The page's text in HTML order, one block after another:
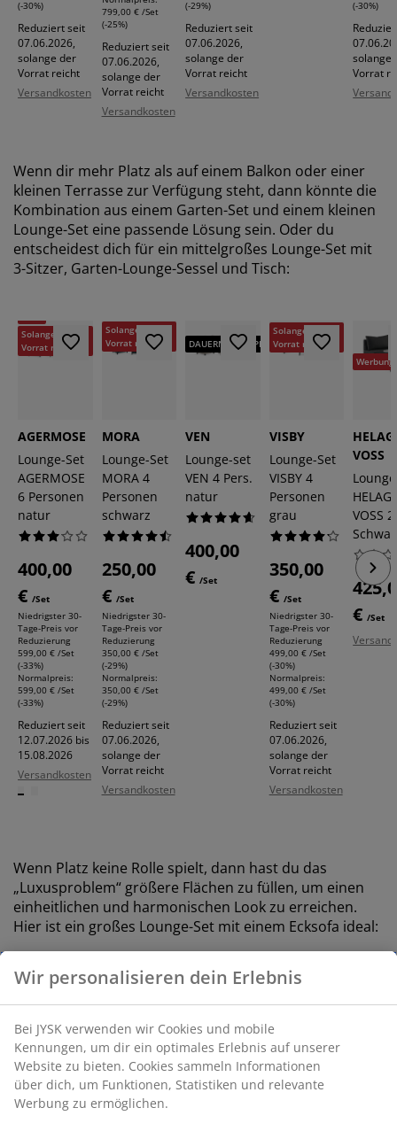
(-30%)
Reduziert seit
07.06.2026,
solange der
Vorrat reicht
Versandkosten
799,00 € /Set
(-25%)
Reduziert seit
07.06.2026,
solange der
Vorrat reicht
Versandkosten
(-29%)
Reduziert seit
07.06.2026,
solange der
Vorrat reicht
Versandkosten
(-30%)
solange
Vorrat
Wenn dir mehr Platz als auf einem Balkon oder einer
kleinen Terrasse zur Verfügung steht, dann könnte die
Kombination aus einem Garten-Set und einem kleinen
Lounge-Set eine passende Lösung sein. Oder du
entscheidest dich für ein mittelgroßes Lounge-Set mit
3-Sitzer, Garten-Lounge-Sessel und Tisch:
Solange der
Vorrat reicht
AGERMOSE
Lounge-Set
AGERMOSE
6 Personen
natur
400,00
€ /Set
Niedrigster 30-
Tage-Preis vor
Reduzierung
599,00 € /Set
(-33%)
Normalpreis:
599,00 € /Set
(-33%)
Reduziert seit
12.07.2026 bis
15.08.2026
Versandkosten
Solange der
Vorrat reicht
MORA
Lounge-Set
MORA 4
Personen
schwarz
250,00
€ /Set
Niedrigster 30-
Tage-Preis vor
Reduzierung
350,00 € /Set
(-29%)
Normalpreis:
350,00 € /Set
(-29%)
Reduziert seit
07.06.2026,
solange der
Vorrat reicht
Versandkosten
DAUERNIEDRIGPREIS
VEN
Lounge-set
VEN 4 Pers.
natur
400,00
€ /Set
Solange der
Vorrat reicht
VISBY
Lounge-Set
VISBY 4
Personen
grau
350,00
€ /Set
Niedrigster 30-
Tage-Preis vor
Reduzierung
499,00 € /Set
(-30%)
Normalpreis:
499,00 € /Set
(-30%)
Reduziert seit
07.06.2026,
solange der
Vorrat reicht
Versandkosten
Werbung
VOSS
VOSS
€ /Set
Wenn Platz keine Rolle spielt, dann hast du das
„Luxusproblem“ größere Flächen zu füllen, um einen
einheitlichen und harmonischen Look zu erreichen.
Hier ist ein großes Lounge-Set mit einem Ecksofa ideal:
open
Wir personalisieren dein Erlebnis
Bei JYSK verwenden wir Cookies und mobile
Kennungen, um dir ein optimales Erlebnis auf unserer
Website zu bieten. Cookies sammeln Informationen
über dich, um Funktionen, Statistiken und relevante
Werbung zu ermöglichen.